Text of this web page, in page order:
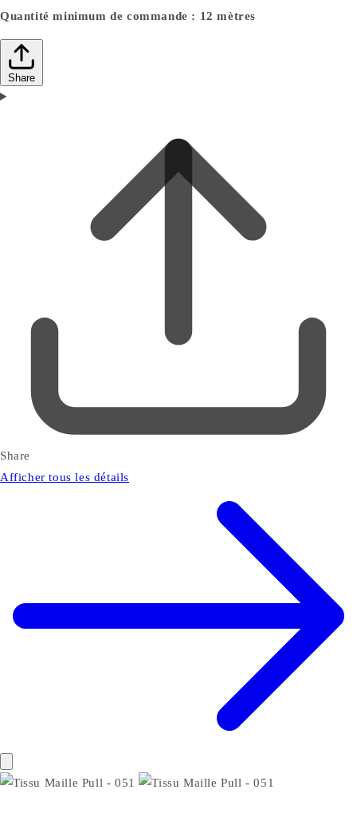
Quantité minimum de commande : 12 mètres
Share
Share
Afficher tous les détails